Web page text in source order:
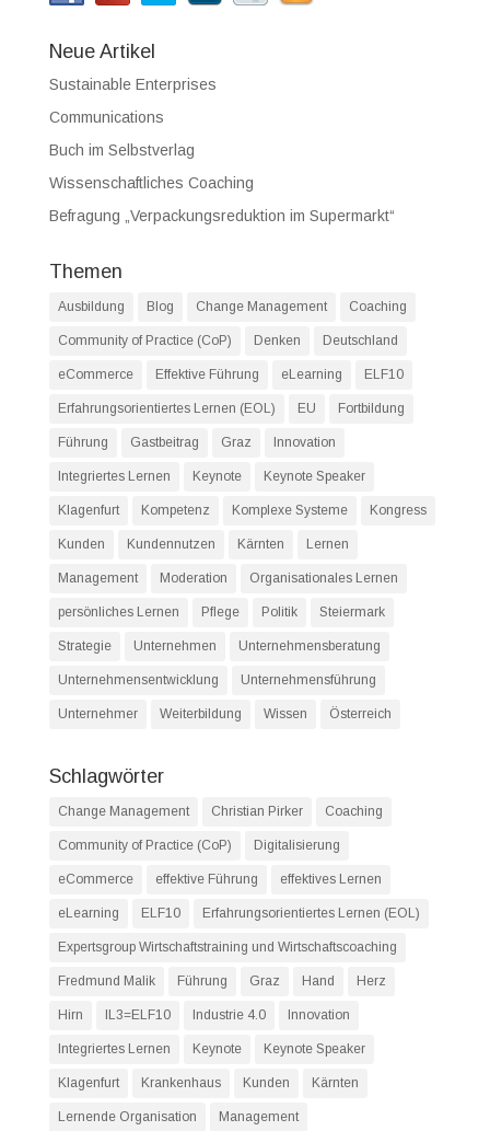
Neue Artikel
Sustainable Enterprises
Communications
Buch im Selbstverlag
Wissenschaftliches Coaching
Befragung „Verpackungsreduktion im Supermarkt“
Themen
Ausbildung Blog Change Management Coaching
Community of Practice (CoP) Denken Deutschland
eCommerce Effektive Führung eLearning ELF10
Erfahrungsorientiertes Lernen (EOL) EU Fortbildung
Führung Gastbeitrag Graz Innovation
Integriertes Lernen Keynote Keynote Speaker
Klagenfurt Kompetenz Komplexe Systeme Kongress
Kunden Kundennutzen Kärnten Lernen
Management Moderation Organisationales Lernen
persönliches Lernen Pflege Politik Steiermark
Strategie Unternehmen Unternehmensberatung
Unternehmensentwicklung Unternehmensführung
Unternehmer Weiterbildung Wissen Österreich
Schlagwörter
Change Management Christian Pirker Coaching
Community of Practice (CoP) Digitalisierung
eCommerce effektive Führung effektives Lernen
eLearning ELF10 Erfahrungsorientiertes Lernen (EOL)
Expertsgroup Wirtschaftstraining und Wirtschaftscoaching
Fredmund Malik Führung Graz Hand Herz
Hirn IL3=ELF10 Industrie 4.0 Innovation
Integriertes Lernen Keynote Keynote Speaker
Klagenfurt Krankenhaus Kunden Kärnten
Lernende Organisation Management